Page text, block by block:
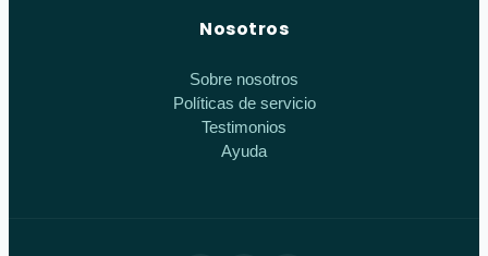
Nosotros
Sobre nosotros
Políticas de servicio
Testimonios
Ayuda